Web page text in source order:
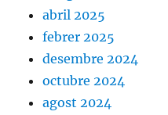
abril 2025
febrer 2025
desembre 2024
octubre 2024
agost 2024